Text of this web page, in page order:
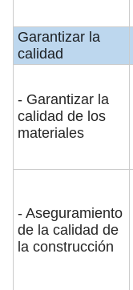
Garantizar la
calidad
- Garantizar la
calidad de los
materiales
- Aseguramiento
de la calidad de
la construcción